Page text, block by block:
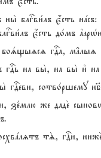
блгcви1лъ є4сть нaсъ:
є4сть до1мъ
боsщыzсz гDа, м†лыz
гDь на вы2, на вы2 и3
гDеви, сотво1ршему
зе1млю же даде2
тS, гDи,